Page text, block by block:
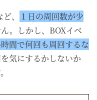
、
１日の周回数が少
。しかし、BOXイベ
間で何回も周回するな
気にするかしないか